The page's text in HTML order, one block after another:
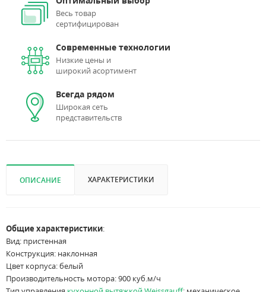
Весь товар
сертифицирован
Современные технологии
Низкие цены и
широкий асортимент
Всегда рядом
Широкая сеть
представительств
ОПИСАНИЕ ХАРАКТЕРИСТИКИ
Общие характеристики:
Вид: пристенная
Конструкция: наклонная
Цвет корпуса: белый
Производительность мотора: 900 куб.м/ч